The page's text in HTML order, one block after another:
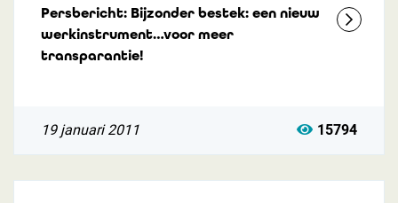
Persbericht: Bijzonder bestek: een nieuw
werkinstrument…voor meer
transparantie!
19 januari 2011 15794